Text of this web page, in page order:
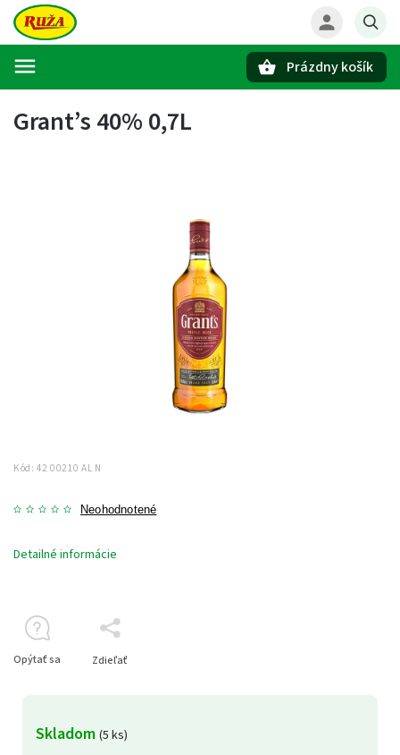
Prázdny košík
Grant’s 40% 0,7L
Kód: 42 00210 AL N
Neohodnotené
Skladom (5 ks)
Detailné informácie
Opýtať sa Zdieľať